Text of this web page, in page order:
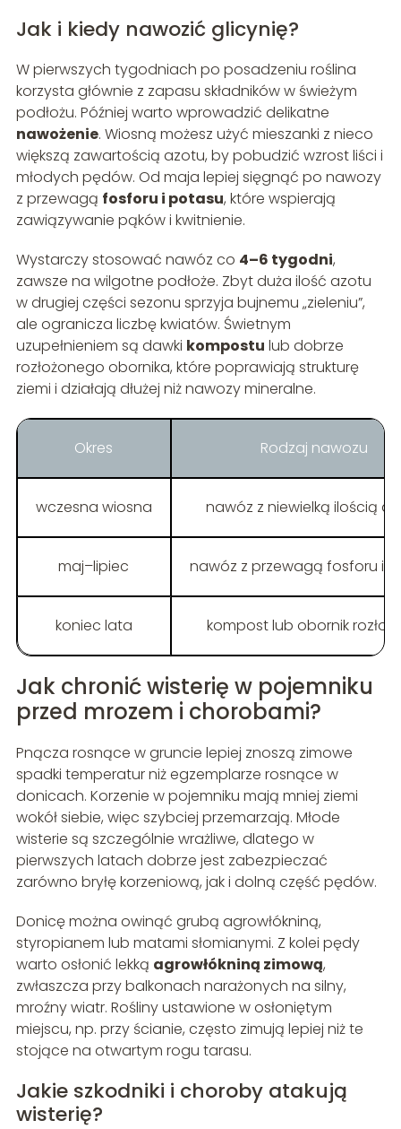
Jak i kiedy nawozić glicynię?
W pierwszych tygodniach po posadzeniu roślina
korzysta głównie z zapasu składników w świeżym
podłożu. Później warto wprowadzić delikatne
nawożenie. Wiosną możesz użyć mieszanki z nieco
większą zawartością azotu, by pobudzić wzrost liści i
młodych pędów. Od maja lepiej sięgnąć po nawozy
z przewagą fosforu i potasu, które wspierają
zawiązywanie pąków i kwitnienie.
Wystarczy stosować nawóz co 4–6 tygodni,
zawsze na wilgotne podłoże. Zbyt duża ilość azotu
w drugiej części sezonu sprzyja bujnemu „zieleniu”,
ale ogranicza liczbę kwiatów. Świetnym
uzupełnieniem są dawki kompostu lub dobrze
rozłożonego obornika, które poprawiają strukturę
ziemi i działają dłużej niż nawozy mineralne.
Okres Rodzaj nawozu
wczesna wiosna nawóz z niewielką ilością
maj–lipiec nawóz z przewagą fosforu i
koniec lata kompost lub obornik
Jak chronić wisterię w pojemniku
przed mrozem i chorobami?
Pnącza rosnące w gruncie lepiej znoszą zimowe
spadki temperatur niż egzemplarze rosnące w
donicach. Korzenie w pojemniku mają mniej ziemi
wokół siebie, więc szybciej przemarzają. Młode
wisterie są szczególnie wrażliwe, dlatego w
pierwszych latach dobrze jest zabezpieczać
zarówno bryłę korzeniową, jak i dolną część pędów.
Donicę można owinąć grubą agrowłókniną,
styropianem lub matami słomianymi. Z kolei pędy
warto osłonić lekką agrowłókniną zimową,
zwłaszcza przy balkonach narażonych na silny,
mroźny wiatr. Rośliny ustawione w osłoniętym
miejscu, np. przy ścianie, często zimują lepiej niż te
stojące na otwartym rogu tarasu.
Jakie szkodniki i choroby atakują
wisterię?